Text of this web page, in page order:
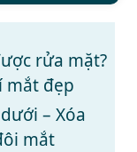
rửa mặt?
mắt đẹp
– Xóa
mắt